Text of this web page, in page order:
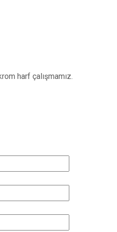
harf çalışmamız.